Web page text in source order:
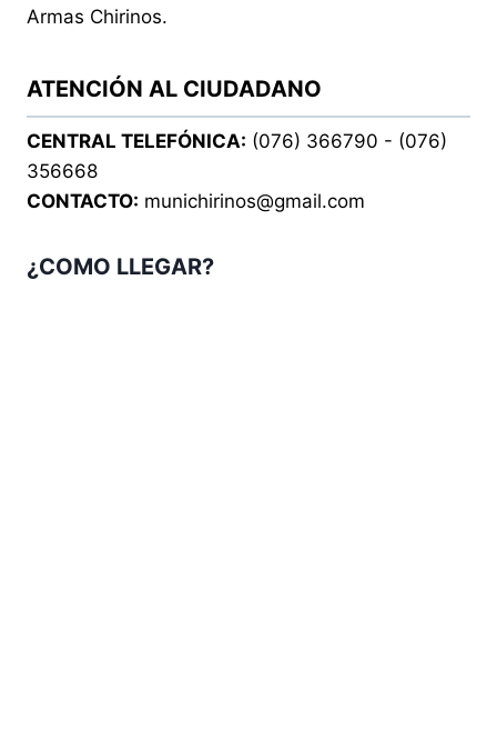
Armas Chirinos.
ATENCIÓN AL CIUDADANO
CENTRAL TELEFÓNICA: (076) 366790 - (076)
356668
CONTACTO: munichirinos@gmail.com
¿COMO LLEGAR?